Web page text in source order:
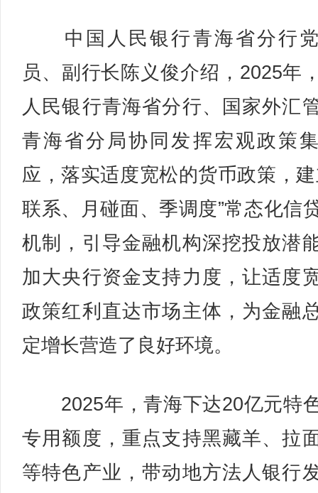
中国人民银行青海省分行
员、副行长陈义俊介绍，2025年
人民银行青海省分行、国家外汇
青海省分局协同发挥宏观政策
应，落实适度宽松的货币政策，建
联系、月碰面、季调度”常态化信
机制，引导金融机构深挖投放潜
加大央行资金支持力度，让适度
政策红利直达市场主体，为金融
定增长营造了良好环境。
2025年，青海下达20亿元特
专用额度，重点支持黑藏羊、拉
等特色产业，带动地方法人银行